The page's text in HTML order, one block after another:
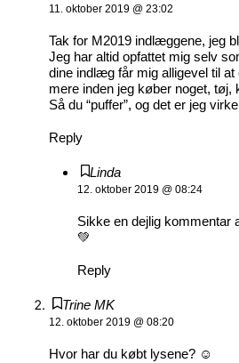
11. oktober 2019 @ 23:02
Tak for M2019 indlæggene, jeg
Jeg har altid opfattet mig selv
dine indlæg får mig alligevel til at
mere inden jeg køber noget, tøj,
Så du “puffer”, og det er jeg
Reply
Linda
12. oktober 2019 @ 08:24
Sikke en dejlig kommentar
💚
Reply
Trine MK
12. oktober 2019 @ 08:20
Hvor har du købt lysene? ☺️